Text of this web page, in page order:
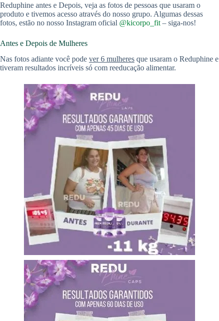
Reduphine antes e Depois, veja as fotos de pessoas que usaram o
produto e tivemos acesso através do nosso grupo. Algumas dessas
fotos, estão no nosso Instagram oficial @kicorpo_fit – siga-nos!
Antes e Depois de Mulheres
Nas fotos adiante você pode ver 6 mulheres que usaram o Reduphine e
tiveram resultados incríveis só com reeducação alimentar.